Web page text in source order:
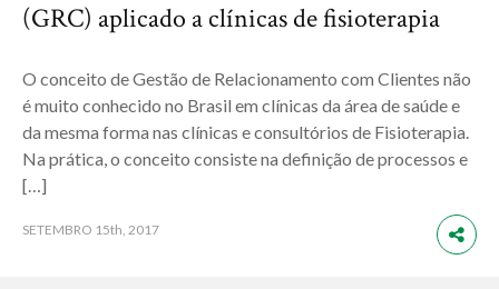
(GRC) aplicado a clínicas de fisioterapia
O conceito de Gestão de Relacionamento com Clientes não
é muito conhecido no Brasil em clínicas da área de saúde e
da mesma forma nas clínicas e consultórios de Fisioterapia.
Na prática, o conceito consiste na definição de processos e
[…]
SETEMBRO 15th, 2017